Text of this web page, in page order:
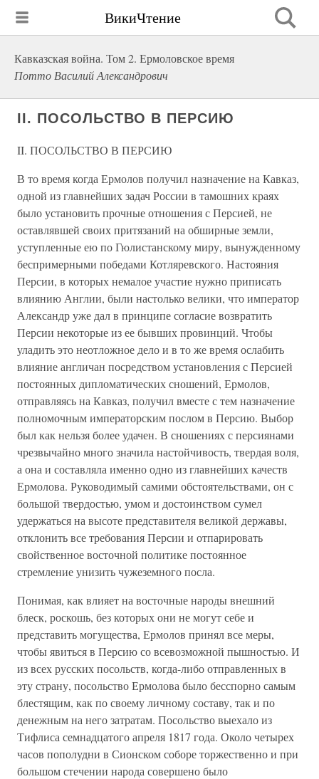
ВикиЧтение
Кавказская война. Том 2. Ермоловское время
Потто Василий Александрович
II. ПОСОЛЬСТВО В ПЕРСИЮ
II. ПОСОЛЬСТВО В ПЕРСИЮ
В то время когда Ермолов получил назначение на Кавказ,
одной из главнейших задач России в тамошних краях
было установить прочные отношения с Персией, не
оставлявшей своих притязаний на обширные земли,
уступленные ею по Гюлистанскому миру, вынужденному
беспримерными победами Котляревского. Настояния
Персии, в которых немалое участие нужно приписать
влиянию Англии, были настолько велики, что император
Александр уже дал в принципе согласие возвратить
Персии некоторые из ее бывших провинций. Чтобы
уладить это неотложное дело и в то же время ослабить
влияние англичан посредством установления с Персией
постоянных дипломатических сношений, Ермолов,
отправляясь на Кавказ, получил вместе с тем назначение
полномочным императорским послом в Персию. Выбор
был как нельзя более удачен. В сношениях с персиянами
чрезвычайно много значила настойчивость, твердая воля,
а она и составляла именно одно из главнейших качеств
Ермолова. Руководимый самими обстоятельствами, он с
большой твердостью, умом и достоинством сумел
удержаться на высоте представителя великой державы,
отклонить все требования Персии и отпарировать
свойственное восточной политике постоянное
стремление унизить чужеземного посла.
Понимая, как влияет на восточные народы внешний
блеск, роскошь, без которых они не могут себе и
представить могущества, Ермолов принял все меры,
чтобы явиться в Персию со всевозможной пышностью. И
из всех русских посольств, когда-либо отправленных в
эту страну, посольство Ермолова было бесспорно самым
блестящим, как по своему личному составу, так и по
денежным на него затратам. Посольство выехало из
Тифлиса семнадцатого апреля 1817 года. Около четырех
часов пополудни в Сионском соборе торжественно и при
большом стечении народа совершено было